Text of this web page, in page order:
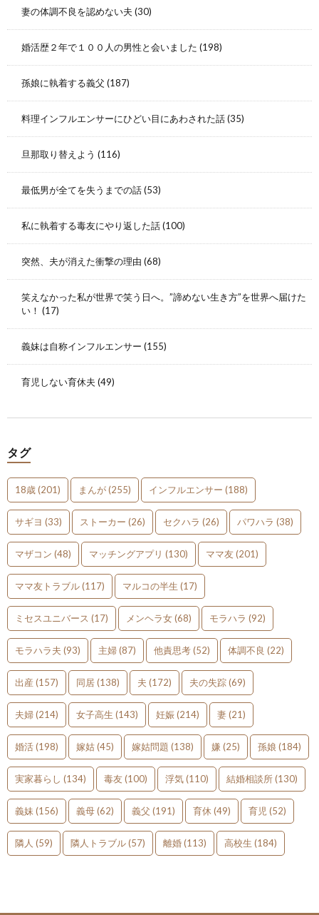
妻の体調不良を認めない夫 (30)
婚活歴２年で１００人の男性と会いました (198)
孫娘に執着する義父 (187)
料理インフルエンサーにひどい目にあわされた話(35)
旦那取り替えよう (116)
最低男が全てを失うまでの話(53)
私に執着する毒友にやり返した話(100)
突然、夫が消えた衝撃の理由 (68)
笑えなかった私が世界で笑う日へ。”諦めない生き方”を世界へ届けた
い！ (17)
義妹は自称インフルエンサー (155)
育児しない育休夫 (49)
タグ
18歳(201) まんが(255) インフルエンサー (188)
サギヨ (33) ストーカー (26) セクハラ (26) パワハラ (38)
マザコン (48) マッチングアプリ (130) ママ友(201)
ママ友トラブル(117) マルコの半生 (17)
ミセスユニバース (17) メンヘラ女(68) モラハラ (92)
モラハラ夫 (93) 主婦(87) 他責思考(52) 体調不良 (22)
出産 (157) 同居(138) 夫 (172) 夫の失踪(69)
夫婦(214) 女子高生 (143) 妊娠(214) 妻(21)
婚活(198) 嫁姑(45) 嫁姑問題 (138) 嫌 (25) 孫娘 (184)
実家暮らし (134) 毒友(100) 浮気(110) 結婚相談所(130)
義妹 (156) 義母(62) 義父 (191) 育休 (49) 育児 (52)
隣人 (59) 隣人トラブル(57) 離婚(113) 高校生 (184)